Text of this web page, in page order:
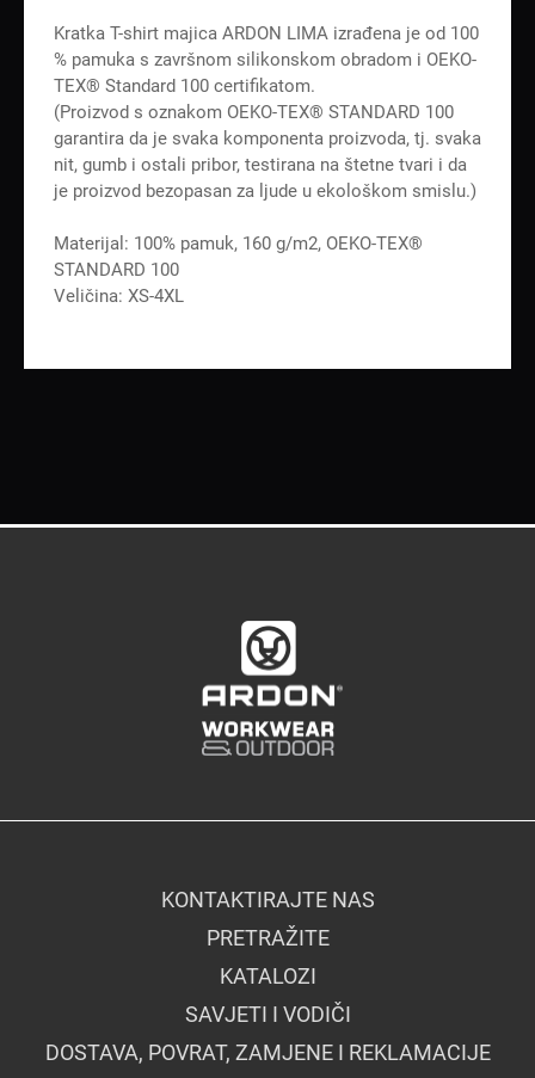
Kratka T-shirt majica ARDON LIMA izrađena je od 100
% pamuka s završnom silikonskom obradom i OEKO-
TEX® Standard 100 certifikatom.
(Proizvod s oznakom OEKO-TEX® STANDARD 100
garantira da je svaka komponenta proizvoda, tj. svaka
nit, gumb i ostali pribor, testirana na štetne tvari i da
je proizvod bezopasan za ljude u ekološkom smislu.)
Materijal: 100% pamuk, 160 g/m2, OEKO-TEX®
STANDARD 100
Veličina: XS-4XL
KONTAKTIRAJTE NAS
PRETRAŽITE
KATALOZI
SAVJETI I VODIČI
DOSTAVA, POVRAT, ZAMJENE I REKLAMACIJE